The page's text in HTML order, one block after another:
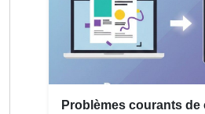
Problèmes courants